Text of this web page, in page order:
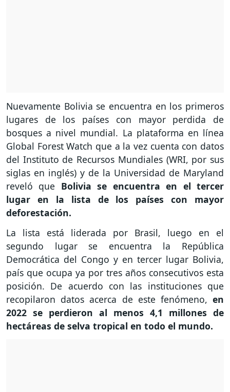
Nuevamente Bolivia se encuentra en los primeros
lugares de los países con mayor perdida de
bosques a nivel mundial. La plataforma en línea
Global Forest Watch que a la vez cuenta con datos
del Instituto de Recursos Mundiales (WRI, por sus
siglas en inglés) y de la Universidad de Maryland
reveló que Bolivia se encuentra en el tercer
lugar en la lista de los países con mayor
deforestación.
La lista está liderada por Brasil, luego en el
segundo lugar se encuentra la República
Democrática del Congo y en tercer lugar Bolivia,
país que ocupa ya por tres años consecutivos esta
posición. De acuerdo con las instituciones que
recopilaron datos acerca de este fenómeno, en
2022 se perdieron al menos 4,1 millones de
hectáreas de selva tropical en todo el mundo.